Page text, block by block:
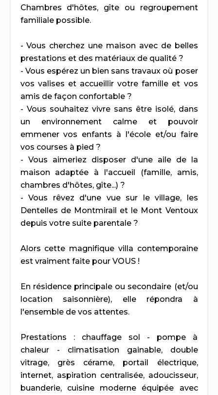
Chambres d'hôtes, gîte ou regroupement
familiale possible.
- Vous cherchez une maison avec de belles
prestations et des matériaux de qualité ?
- Vous espérez un bien sans travaux où poser
vos valises et accueillir votre famille et vos
amis de façon confortable ?
- Vous souhaitez vivre sans être isolé, dans
un environnement calme et pouvoir
emmener vos enfants à l'école et/ou faire
vos courses à pied ?
- Vous aimeriez disposer d'une aile de la
maison adaptée à l'accueil (famille, amis,
chambres d'hôtes, gîte...) ?
- Vous rêvez d'une vue sur le village, les
Dentelles de Montmirail et le Mont Ventoux
depuis votre suite parentale ?
Alors cette magnifique villa contemporaine
est vraiment faite pour VOUS !
En résidence principale ou secondaire (et/ou
location saisonnière), elle répondra à
l'ensemble de vos attentes.
Prestations : chauffage sol - pompe à
chaleur - climatisation gainable, double
vitrage, grès cérame, portail électrique,
internet, aspiration centralisée, adoucisseur,
buanderie, cuisine moderne équipée avec